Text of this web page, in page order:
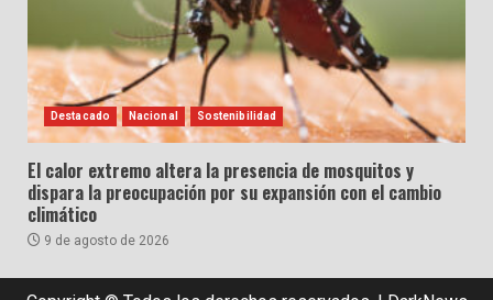
Destacado Nacional Sostenibilidad
El calor extremo altera la presencia de mosquitos y
dispara la preocupación por su expansión con el cambio
climático
9 de agosto de 2026